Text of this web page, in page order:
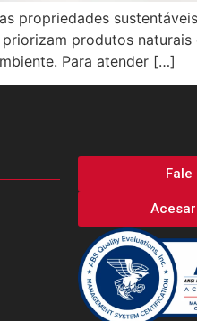
propriedades
produtos naturais
Para atender […]
Fale